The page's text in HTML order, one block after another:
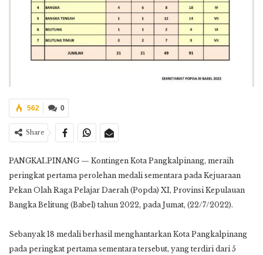
0
562
Share
PANGKALPINANG — Kontingen Kota Pangkalpinang, meraih
peringkat pertama perolehan medali sementara pada Kejuaraan
Pekan Olah Raga Pelajar Daerah (Popda) XI, Provinsi Kepulauan
Bangka Belitung (Babel) tahun 2022, pada Jumat, (22/7/2022).
Sebanyak 18 medali berhasil menghantarkan Kota Pangkalpinang
pada peringkat pertama sementara tersebut, yang terdiri dari 5